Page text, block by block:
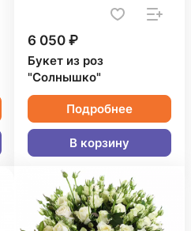
6 050 ₽
Букет из роз
"Солнышко"
Подробнее
В корзину